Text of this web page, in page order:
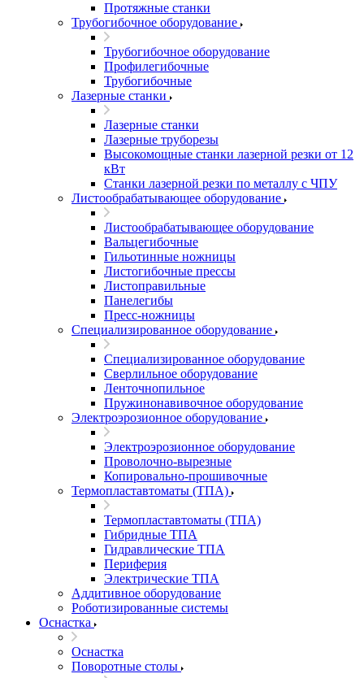
Протяжные станки
Трубогибочное оборудование
Трубогибочное оборудование
Профилегибочные
Трубогибочные
Лазерные станки
Лазерные станки
Лазерные труборезы
Высокомощные станки лазерной резки от 12
кВт
Станки лазерной резки по металлу с ЧПУ
Листообрабатывающее оборудование
Листообрабатывающее оборудование
Вальцегибочные
Гильотинные ножницы
Листогибочные прессы
Листоправильные
Панелегибы
Пресс-ножницы
Специализированное оборудование
Специализированное оборудование
Сверлильное оборудование
Ленточнопильное
Пружинонавивочное оборудование
Электроэрозионное оборудование
Электроэрозионное оборудование
Проволочно-вырезные
Копировально-прошивочные
Термопластавтоматы (ТПА)
Термопластавтоматы (ТПА)
Гибридные ТПА
Гидравлические ТПА
Периферия
Электрические ТПА
Аддитивное оборудование
Роботизированные системы
Оснастка
Оснастка
Поворотные столы